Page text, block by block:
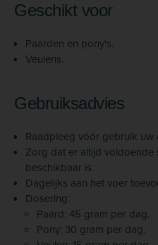
Geschikt voor
Paarden en pony's.
Veulens.
Gebruiksadvies
Raadpleeg vóór gebruik uw
Zorg dat er altijd
beschikbaar is.
Dagelijks aan het voer
Dosering:
Paard: 45 gram per dag.
Pony: 30 gram per dag.